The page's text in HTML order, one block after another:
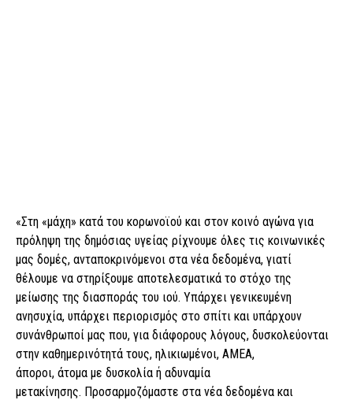
«Στη «μάχη» κατά του κορωνοϊού και στον κοινό αγώνα για
πρόληψη της δημόσιας υγείας ρίχνουμε όλες τις κοινωνικές
μας δομές, ανταποκρινόμενοι στα νέα δεδομένα, γιατί
θέλουμε να στηρίξουμε αποτελεσματικά το στόχο της
μείωσης της διασποράς του ιού. Υπάρχει γενικευμένη
ανησυχία, υπάρχει περιορισμός στο σπίτι και υπάρχουν
συνάνθρωποί μας που, για διάφορους λόγους, δυσκολεύονται
στην καθημερινότητά τους, ηλικιωμένοι, ΑΜΕΑ,
άποροι, άτομα με δυσκολία ή αδυναμία
μετακίνησης. Προσαρμοζόμαστε στα νέα δεδομένα και